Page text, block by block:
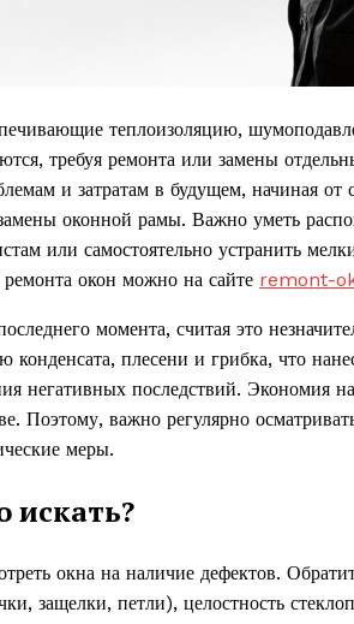
теплоизоляцию,
требуя ремонта или замены
и затратам в будущем, начиная
оконной рамы. Важно уметь
или самостоятельно устранить
окон можно на сайте remont-
момента, считая это
плесени и грибка, что
негативных последствий. Экономия
Поэтому, важно регулярно
меры.
искать?
окна на наличие дефектов.
защелки, петли), целостность